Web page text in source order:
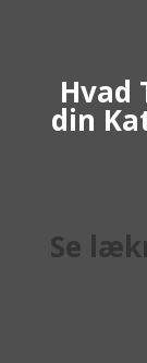
Hvad
din
Se